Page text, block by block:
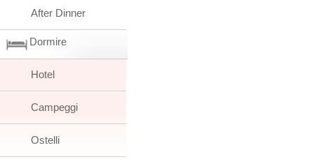
After Dinner
Dormire
Hotel
Campeggi
Ostelli